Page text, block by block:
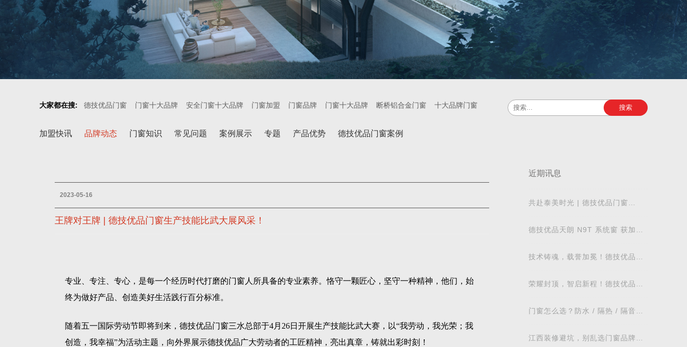
大家都在搜: 德技优品门窗 门窗十大品牌 安全门窗十大品牌 门窗加盟 门窗品牌 门窗十大品牌 断桥铝合金门窗 十大品牌门窗 搜索
加盟快讯 品牌动态 门窗知识 常见问题 案例展示 专题 产品优势 德技优品门窗案例
2023-05-16
王牌对王牌 | 德技优品门窗生产技能比武大展风采！
专业、专注、专心，是每一个经历时代打磨的门窗人所具备的专业素养。恪守一颗匠心，坚守一种精神，他们，始
终为做好产品、创造美好生活践行百分标准。
随着五一国际劳动节即将到来，德技优品门窗三水总部于4月26日开展生产技能比武大赛，以“我劳动，我光荣；我
创造，我幸福”为活动主题，向外界展示德技优品广大劳动者的工匠精神，亮出真章，铸就出彩时刻！
近期讯息
共赴泰美时光 | 德技优品门窗
德技优品天朗 N9T 系统窗 获加拿
技术铸魂，载誉加冕！德技优品门
荣耀封顶，智启新程！德技优品门
标杆
门窗怎么选？防水 / 隔热 / 隔音需
业
江西装修避坑，别乱选门窗品牌，